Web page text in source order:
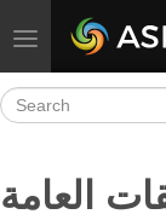
Toggle navigation
العامة